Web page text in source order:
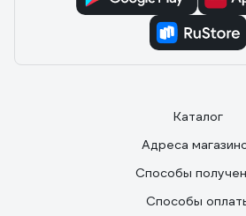
Каталог
Адреса
Способы
Способы